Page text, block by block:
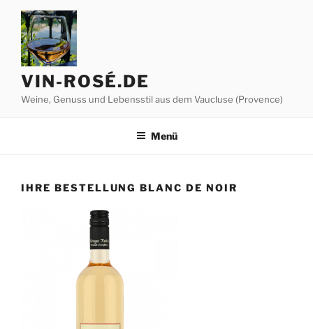
Zum
Inhalt
springen
VIN-ROSÉ.DE
Weine, Genuss und Lebensstil aus dem Vaucluse (Provence)
Menü
IHRE BESTELLUNG BLANC DE NOIR